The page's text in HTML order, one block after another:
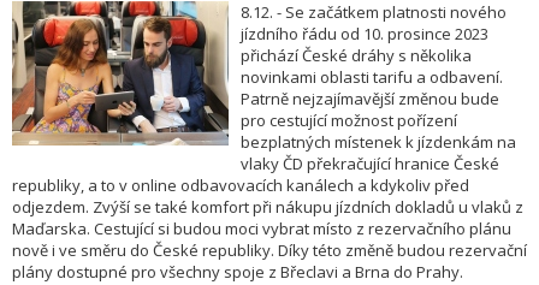
8.12. - Se začátkem platnosti nového
jízdního řádu od 10. prosince 2023
přichází České dráhy s několika
novinkami oblasti tarifu a odbavení.
Patrně nejzajímavější změnou bude
pro cestující možnost pořízení
bezplatných místenek k jízdenkám na
vlaky ČD překračující hranice České
republiky, a to v online odbavovacích kanálech a kdykoliv před
odjezdem. Zvýší se také komfort při nákupu jízdních dokladů u vlaků z
Maďarska. Cestující si budou moci vybrat místo z rezervačního plánu
nově i ve směru do České republiky. Díky této změně budou rezervační
plány dostupné pro všechny spoje z Břeclavi a Brna do Prahy.